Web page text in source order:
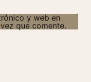
y web en
que comente.